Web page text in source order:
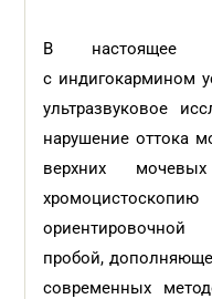
В настоящее
с индигокармином
ультразвуковое
нарушение оттока
верхних
пробой,
современных